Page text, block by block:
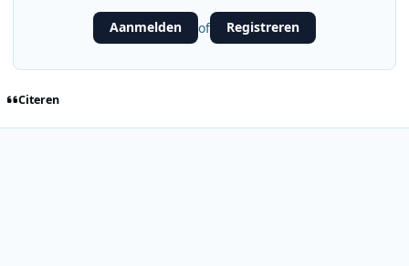
Aanmelden of Registreren
Citeren